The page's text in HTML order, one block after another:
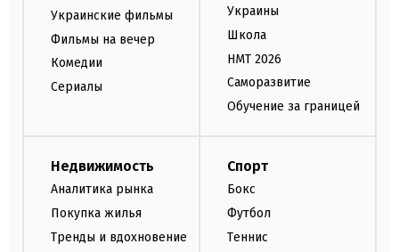
Украинские фильмы
Фильмы на вечер
Комедии
Сериалы
Украины
Школа
НМТ 2026
Саморазвитие
Обучение за границей
Недвижимость
Аналитика рынка
Покупка жилья
Тренды и вдохновение
Спорт
Бокс
Футбол
Теннис